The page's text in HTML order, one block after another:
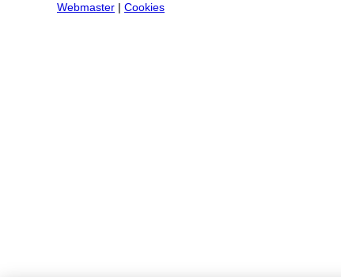
Webmaster
Cookies